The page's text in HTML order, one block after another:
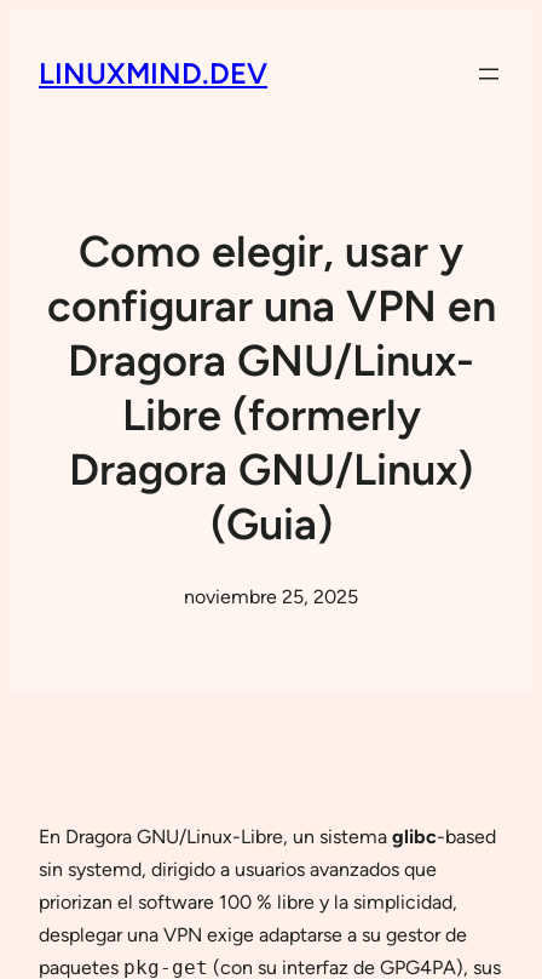
LINUXMIND.DEV
Como elegir, usar y
configurar una VPN en
Dragora GNU/Linux-
Libre (formerly
Dragora GNU/Linux)
(Guia)
noviembre 25, 2025
En Dragora GNU/Linux-Libre, un sistema glibc-based
sin systemd, dirigido a usuarios avanzados que
priorizan el software 100 % libre y la simplicidad,
desplegar una VPN exige adaptarse a su gestor de
paquetes pkg-get (con su interfaz de GPG4PA), sus